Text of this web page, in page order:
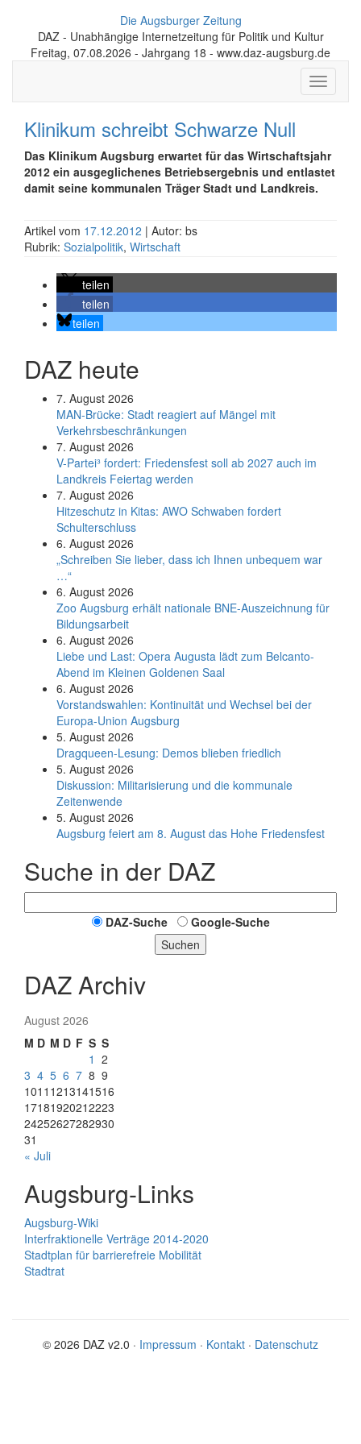
Die Augsburger Zeitung
DAZ - Unabhängige Internetzeitung für Politik und Kultur
Freitag, 07.08.2026 - Jahrgang 18 - www.daz-augsburg.de
Toggle
Klinikum schreibt Schwarze Null
Das Klinikum Augsburg erwartet für das Wirtschaftsjahr
2012 ein ausgeglichenes Betriebsergebnis und entlastet
damit seine kommunalen Träger Stadt und Landkreis.
Artikel vom 17.12.2012 | Autor: bs
Rubrik: Sozialpolitik, Wirtschaft
teilen
teilen
teilen
DAZ heute
7. August 2026
MAN-Brücke: Stadt reagiert auf Mängel mit
Verkehrsbeschränkungen
7. August 2026
V-Partei­³ fordert: Friedens­fest soll ab 2027 auch im
Land­kreis Feier­tag werden
7. August 2026
Hitzeschutz in Kitas: AWO Schwaben fordert
Schulterschluss
6. August 2026
„Schreiben Sie lieber, dass ich Ihnen unbequem war
…“
6. August 2026
Zoo Augsburg erhält nationale BNE-Auszeichnung für
Bildungsarbeit
6. August 2026
Liebe und Last: Opera Augusta lädt zum Belcanto-
Abend im Kleinen Goldenen Saal
6. August 2026
Vorstandswahlen: Kontinuität und Wechsel bei der
Europa-Union Augsburg
5. August 2026
Dragqueen-Lesung: Demos blieben friedlich
5. August 2026
Diskussion: Mi­li­ta­ri­sie­rung und die kommunale
Zeitenwende
5. August 2026
Augsburg feiert am 8. August das Hohe Friedensfest
Suche in der DAZ
DAZ-Suche
Google-Suche
Suchen
DAZ Archiv
August 2026
M D M D F S S
1 2
3 4 5 6 7 8 9
1011 1213141516
17181920212223
24252627282930
31
« Juli
Augsburg-Links
Augsburg-Wiki
Interfraktionelle Verträge 2014-2020
Stadtplan für barrierefreie Mobilität
Stadtrat
© 2026 DAZ v2.0 · Impressum · Kontakt · Datenschutz